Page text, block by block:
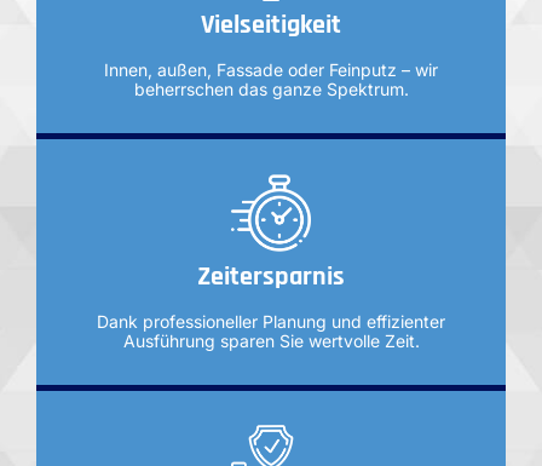
Vielseitigkeit
Innen, außen, Fassade oder Feinputz – wir
beherrschen das ganze Spektrum.
Zeitersparnis
Dank professioneller Planung und effizienter
Ausführung sparen Sie wertvolle Zeit.